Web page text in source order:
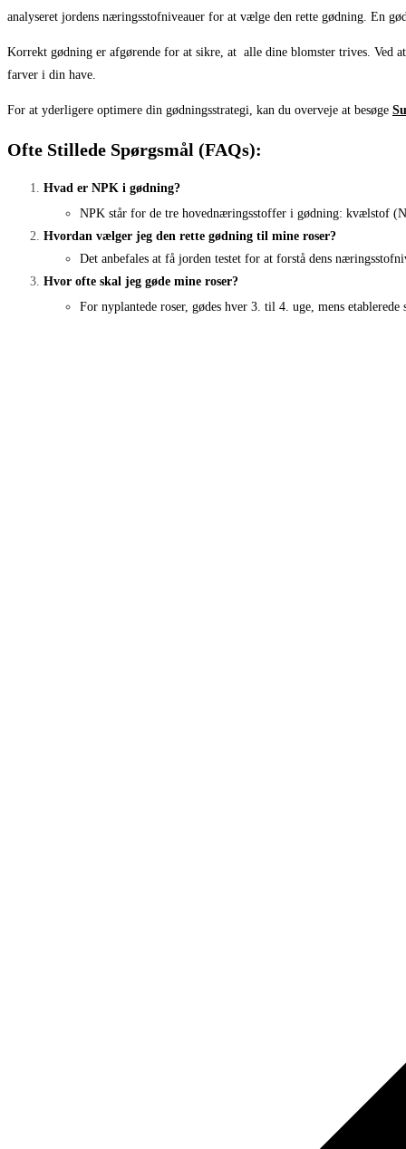
analyseret jordens næringsstofniveauer for at vælge den rette gødning. En
Korrekt gødning er afgørende for at sikre, at alle dine blomster trives. Ved
farver i din have.
For at yderligere optimere din gødningsstrategi, kan du overveje at besøge
Ofte Stillede Spørgsmål (FAQs):
Hvad er NPK i gødning?
NPK står for de tre hovednæringsstoffer i gødning: kvælstof
Hvordan vælger jeg den rette gødning til mine roser?
Det anbefales at få jorden testet for at forstå dens
Hvor ofte skal jeg gøde mine roser?
For nyplantede roser, gødes hver 3. til 4. uge, mens